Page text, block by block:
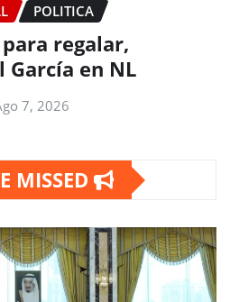
POLITICA
regalar,
García en NL
7, 2026
MISSED